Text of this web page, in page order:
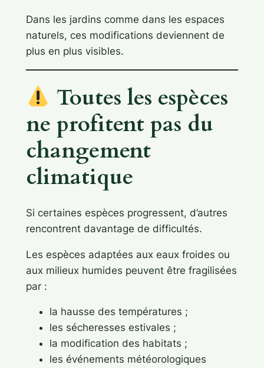
Dans les jardins comme dans les espaces
naturels, ces modifications deviennent de
plus en plus visibles.
Toutes les espèces
ne profitent pas du
changement
climatique
Si certaines espèces progressent, d’autres
rencontrent davantage de difficultés.
Les espèces adaptées aux eaux froides ou
aux milieux humides peuvent être fragilisées
par :
la hausse des températures ;
les sécheresses estivales ;
la modification des habitats ;
les événements météorologiques